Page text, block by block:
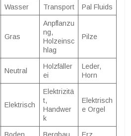
Wasser Transport Pal Fluids
Gras
Anpflanzu
ng,
Holzeinsc
hlag
Pilze
Neutral
Holzfäller
ei
Leder,
Horn
Elektrisch
Elektrizitä
t,
Handwer
k
Elektrisch
e Orgel